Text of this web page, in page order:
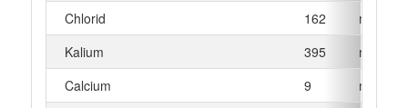
Chlorid
162
mg
Kalium
395
mg
Calcium
9
mg